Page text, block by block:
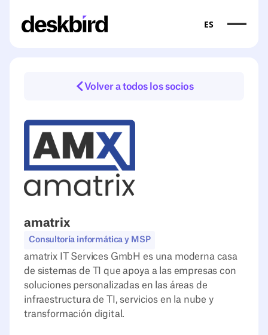
ES
Volver a todos los socios
amatrix
Consultoría informática y MSP
amatrix IT Services GmbH es una moderna casa
de sistemas de TI que apoya a las empresas con
soluciones personalizadas en las áreas de
infraestructura de TI, servicios en la nube y
transformación digital.